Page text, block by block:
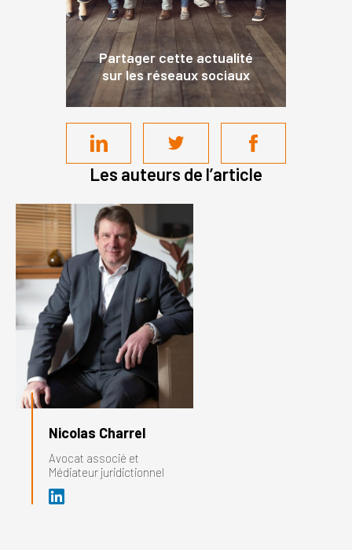
Partager cette actualité
sur les réseaux sociaux
Les auteurs de l’article
Nicolas Charrel
Avocat associé et
Médiateur juridictionnel